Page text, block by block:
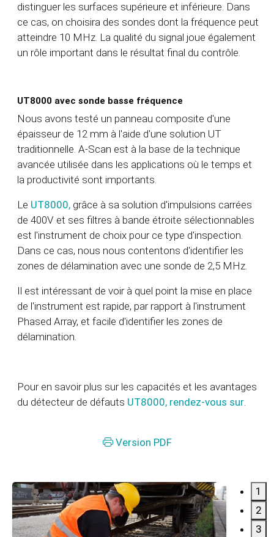
distinguer les surfaces supérieure et inférieure. Dans
ce cas, on choisira des sondes dont la fréquence peut
atteindre 10 MHz. La qualité du signal joue également
un rôle important dans le résultat final du contrôle.
UT8000 avec sonde basse fréquence
Nous avons testé un panneau composite d'une
épaisseur de 12 mm à l'aide d'une solution UT
traditionnelle. A-Scan est à la base de la technique
avancée utilisée dans les applications où le temps et
la productivité sont importants.
Le UT8000, grâce à sa solution d'impulsions carrées
de 400V et ses filtres à bande étroite sélectionnables
est l'instrument de choix pour ce type d'inspection.
Dans ce cas, nous nous contentons d'identifier les
zones de délamination avec une sonde de 2,5 MHz.
Il est intéressant de voir à quel point la mise en place
de l'instrument est rapide, par rapport à l'instrument
Phased Array, et facile d'identifier les zones de
délamination.
Pour en savoir plus sur les capacités et les avantages
du détecteur de défauts UT8000, rendez-vous sur.
Version PDF
1
2
3